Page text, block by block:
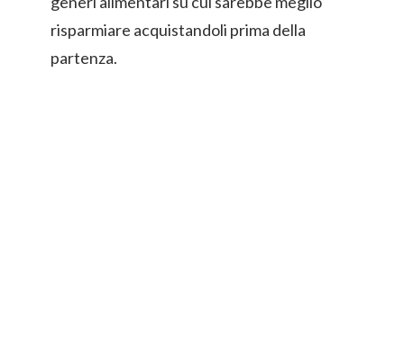
risparmiare acquistandoli prima della
partenza.